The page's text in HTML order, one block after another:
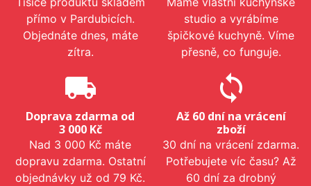
přímo v Pardubicích.
Objednáte dnes, máte
zítra.
studio a vyrábíme
špičkové kuchyně. Víme
přesně, co funguje.
local_shipping
Doprava zdarma od
3 000 Kč
Nad 3 000 Kč máte
dopravu zdarma. Ostatní
objednávky už od 79 Kč.
sync
Až 60 dní na vrácení
zboží
30 dní na vrácení zdarma.
Potřebujete víc času? Až
60 dní za drobný